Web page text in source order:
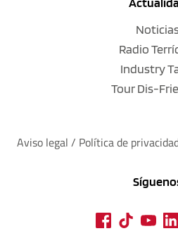
Radio
Industry
Tour Dis-
Aviso legal / Política de